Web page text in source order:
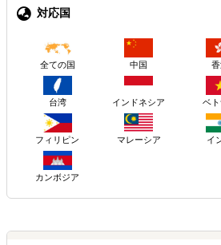
対応国
全ての国 中国
台湾 インドネシア ベ
フィリピン マレーシア イ
カンボジア